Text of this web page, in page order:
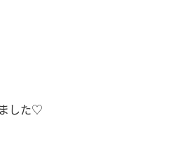
した♡